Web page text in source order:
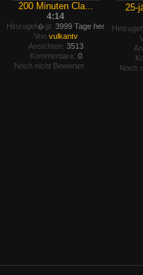
200 Minuten Cla...
4:14
Hinzugef�gt: 3999 Tage her
Von vulkantv
Ansichten: 3513
Kommentare: 0
Noch nicht Bewertet
25-
Noch